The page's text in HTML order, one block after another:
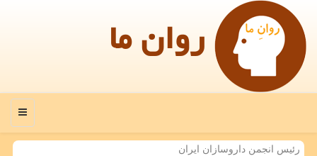
روان ما
منو
رئیس انجمن داروسازان ایران